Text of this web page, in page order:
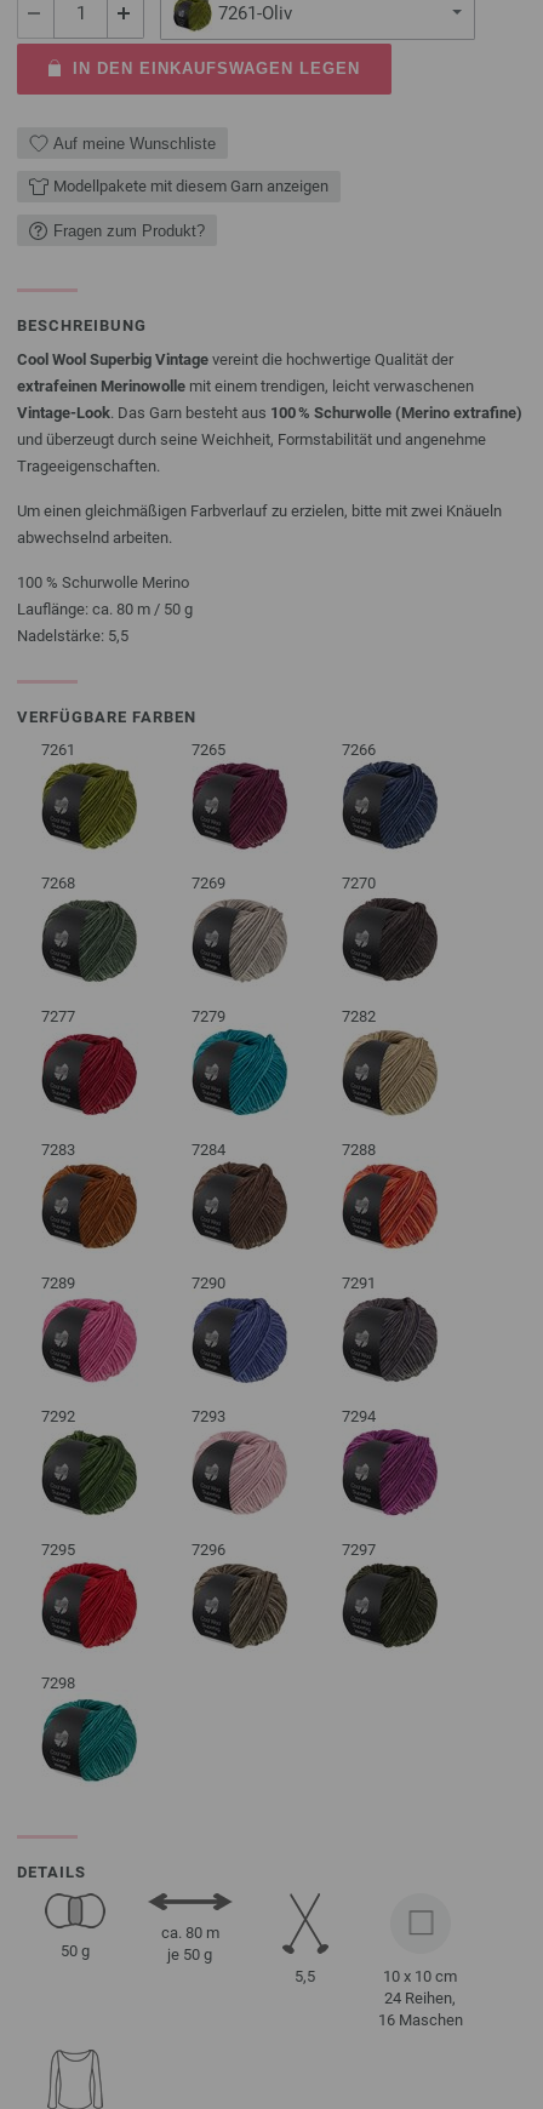
7261-Oliv
IN DEN EINKAUFSWAGEN LEGEN
Auf meine Wunschliste
Modellpakete mit diesem Garn anzeigen
Fragen zum Produkt?
BESCHREIBUNG
Cool Wool Superbig Vintage vereint die hochwertige Qualität der
extrafeinen Merinowolle mit einem trendigen, leicht verwaschenen
Vintage-Look. Das Garn besteht aus 100 % Schurwolle (Merino extrafine)
und überzeugt durch seine Weichheit, Formstabilität und angenehme
Trageeigenschaften.
Um einen gleichmäßigen Farbverlauf zu erzielen, bitte mit zwei Knäueln
abwechselnd arbeiten.
100 % Schurwolle Merino
Lauflänge: ca. 80 m / 50 g
Nadelstärke: 5,5
VERFÜGBARE FARBEN
7261
7265 7266
7268 7269 7270
7277 7279 7282
7283 7284 7288
7289 7290 7291
7292 7293 7294
7295 7296 7297
7298
DETAILS
50 g
ca. 80 m
je 50 g
5,5
10 x 10 cm
24 Reihen,
16 Maschen